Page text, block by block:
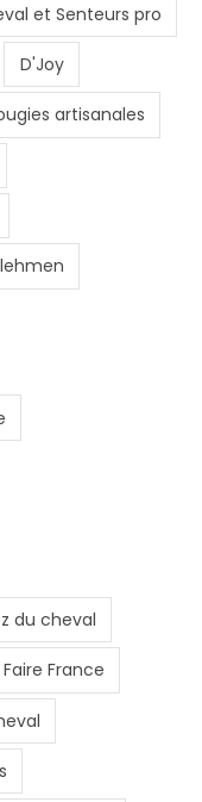
et Senteurs pro
D'Joy
artisanales
du cheval
France